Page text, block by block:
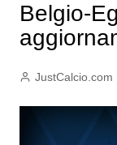
Belgio-
JustCalcio.com